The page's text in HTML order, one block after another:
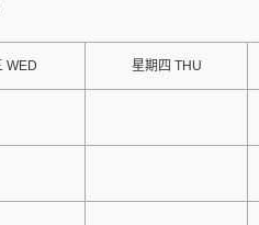
WED 星期四 THU